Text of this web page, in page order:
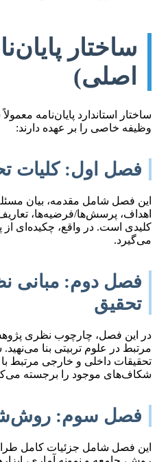
ساختار
اصلی)
ساختار استاندارد پایان‌نامه
وظیفه خاصی را بر عهده دارند:
فصل اول: کلیات
این فصل شامل مقدمه، بیان
اهداف، پرسش‌ها/فرضیه‌ها،
کلیدی است. در واقع، چکیده‌ای از
می‌گیرد.
فصل دوم: مبانی
تحقیق
در این فصل، چارچوب نظری
مرتبط در علوم تربیتی بنا
تحقیقات داخلی و خارجی مرتبط
شکاف‌های موجود را برجسته
فصل سوم:
این فصل شامل جزئیات کامل